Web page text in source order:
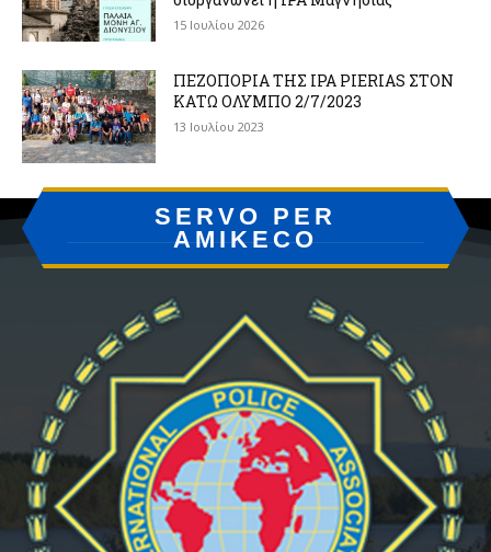
15 Ιουλίου 2026
ΠΕΖΟΠΟΡΙΑ ΤΗΣ IPA PIERIAS ΣΤΟΝ
ΚΑΤΩ ΟΛΥΜΠΟ 2/7/2023
13 Ιουλίου 2023
SERVO PER
AMIKECO